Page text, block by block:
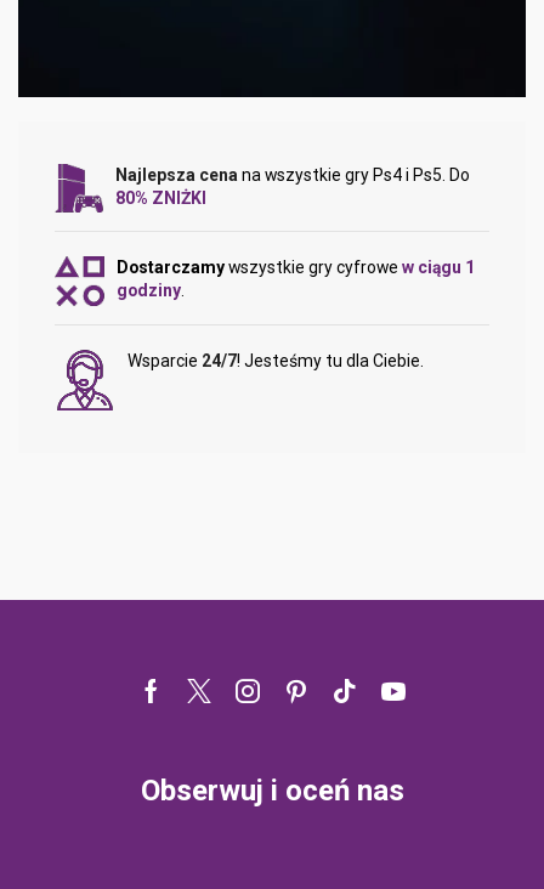
Najlepsza cena na wszystkie gry Ps4 i Ps5. Do
80% ZNIŻKI
Dostarczamywszystkie gry cyfrowe w ciągu 1
godziny
Wsparcie 24/7! Jesteśmy tu dla Ciebie.
Facebook
TwitterInstagram
Pinterest
Tik- Youtube
Obserwuj i oceń nas